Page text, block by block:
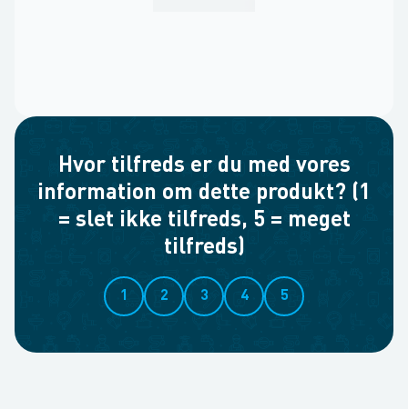
Hvor tilfreds er du med vores
information om dette produkt? (1
= slet ikke tilfreds, 5 = meget
tilfreds)
1 2 3 4 5